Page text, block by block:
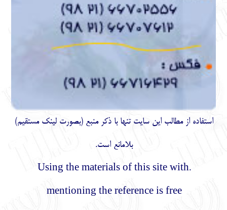
استفاده از مطالب اين سايت تنها با ذكر منبع (بصورت لینک مستقیم)
بلامانع است.
.Using the materials of this site with
mentioning the reference is free